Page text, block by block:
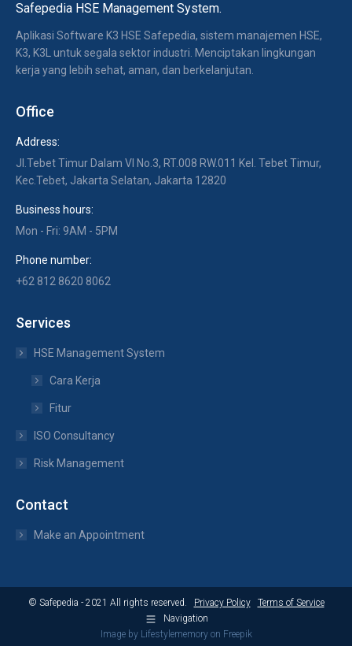
Safepedia HSE Management System.
Aplikasi Software K3 HSE Safepedia, sistem manajemen HSE,
K3, K3L untuk segala sektor industri. Menciptakan lingkungan
kerja yang lebih sehat, aman, dan berkelanjutan.
Office
Address:
Jl.Tebet Timur Dalam VI No.3, RT.008 RW.011 Kel. Tebet Timur,
Kec.Tebet, Jakarta Selatan, Jakarta 12820
Business hours:
Mon - Fri: 9AM - 5PM
Phone number:
+62 812 8620 8062
Services
HSE Management System
Cara Kerja
Fitur
ISO Consultancy
Risk Management
Contact
Make an Appointment
© Safepedia - 2021 All rights reserved. Privacy Policy
Terms of Service
Navigation
Image by Lifestylememoryon Freepik